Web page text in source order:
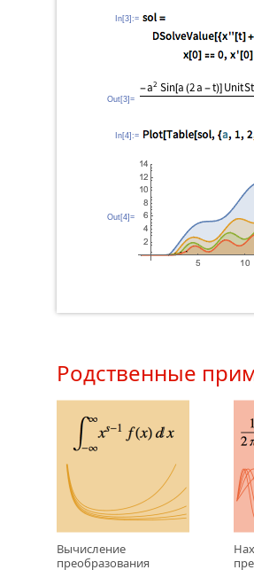
In[3]:=
Out[3]=
In[4]:=
Out[4]=
Родственные
Вычисление
преобразования